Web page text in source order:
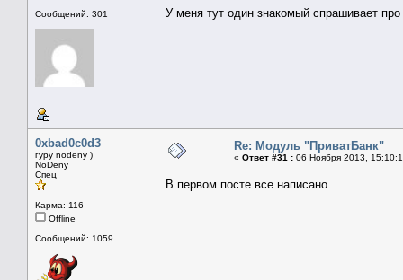
Сообщений: 301
У меня тут один знакомый спрашивает
0xbad0c0d3
гуру nodeny )
NoDeny
Спец
Карма: 116
Offline
Сообщений: 1059
Re: Модуль "ПриватБанк"
« Ответ #31 : 06 Ноября 2013,
В первом посте все написано